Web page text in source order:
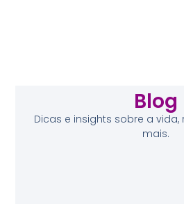
Blog
Dicas e insights sobre a
mais.